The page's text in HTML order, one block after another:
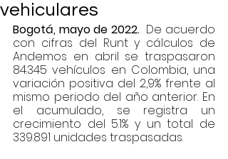
vehiculares
Bogotá, mayo de 2022.
  De acuerdo
con cifras del Runt y cálculos de
Andemos en abril se traspasaron
84.345 vehículos en Colombia, una
variación positiva del 2,9% frente al
mismo periodo del año anterior. En
el acumulado, se registra un
crecimiento del 5.1% y un total de
339.891 unidades traspasadas.